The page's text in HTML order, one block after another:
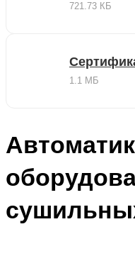
721.73 КБ
1.1 МБ